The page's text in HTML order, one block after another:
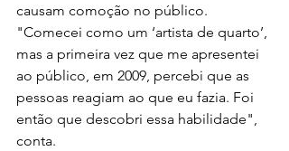
causam comoção no público.
"Comecei como um ‘artista de quarto’,
mas a primeira vez que me apresentei
ao público, em 2009, percebi que as
pessoas reagiam ao que eu fazia. Foi
então que descobri essa habilidade",
conta.